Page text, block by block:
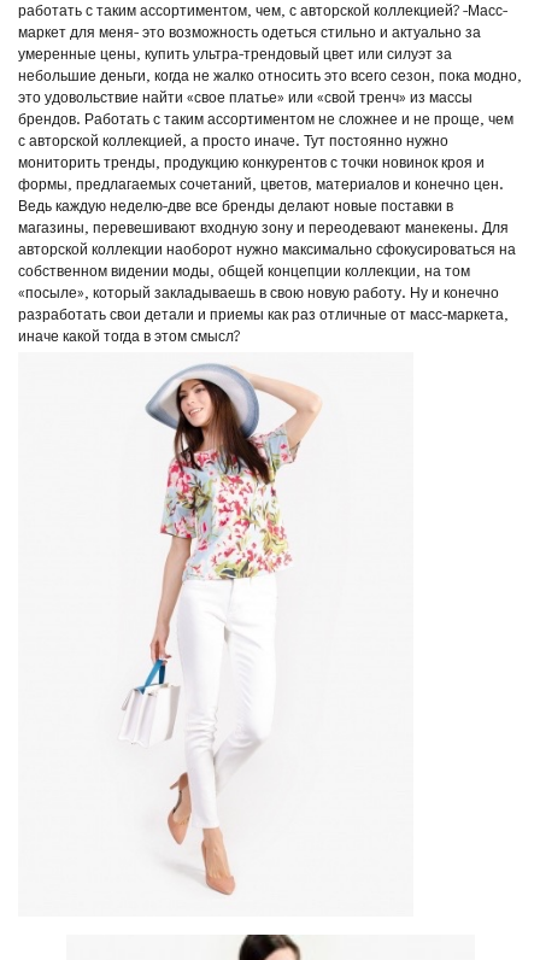
работать с таким ассортиментом, чем, с авторской коллекцией? -Масс-
маркет для меня- это возможность одеться стильно и актуально за
умеренные цены, купить ультра-трендовый цвет или силуэт за
небольшие деньги, когда не жалко относить это всего сезон, пока модно,
это удовольствие найти «свое платье» или «свой тренч» из массы
брендов. Работать с таким ассортиментом не сложнее и не проще, чем
с авторской коллекцией, а просто иначе. Тут постоянно нужно
мониторить тренды, продукцию конкурентов с точки новинок кроя и
формы, предлагаемых сочетаний, цветов, материалов и конечно цен.
Ведь каждую неделю-две все бренды делают новые поставки в
магазины, перевешивают входную зону и переодевают манекены. Для
авторской коллекции наоборот нужно максимально сфокусироваться на
собственном видении моды, общей концепции коллекции, на том
«посыле», который закладываешь в свою новую работу. Ну и конечно
разработать свои детали и приемы как раз отличные от масс-маркета,
иначе какой тогда в этом смысл?